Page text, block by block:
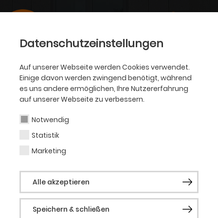
Datenschutzeinstellungen
Auf unserer Webseite werden Cookies verwendet.
Einige davon werden zwingend benötigt, während
es uns andere ermöglichen, Ihre Nutzererfahrung
auf unserer Webseite zu verbessern.
Notwendig
Statistik
Marketing
Alle akzeptieren
Speichern & schließen